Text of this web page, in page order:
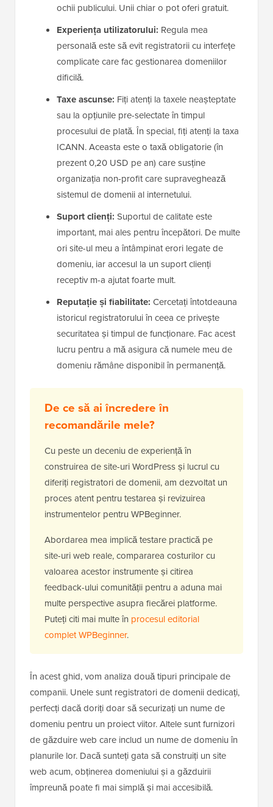
ochii publicului. Unii chiar o pot oferi gratuit.
Experiența utilizatorului: Regula mea
personală este să evit registratorii cu interfețe
complicate care fac gestionarea domeniilor
dificilă.
Taxe ascunse: Fiți atenți la taxele neașteptate
sau la opțiunile pre-selectate în timpul
procesului de plată. În special, fiți atenți la taxa
ICANN. Aceasta este o taxă obligatorie (în
prezent 0,20 USD pe an) care susține
organizația non-profit care supraveghează
sistemul de domenii al internetului.
Suport clienți: Suportul de calitate este
important, mai ales pentru începători. De multe
ori site-ul meu a întâmpinat erori legate de
domeniu, iar accesul la un suport clienți
receptiv m-a ajutat foarte mult.
Reputație și fiabilitate: Cercetați întotdeauna
istoricul registratorului în ceea ce privește
securitatea și timpul de funcționare. Fac acest
lucru pentru a mă asigura că numele meu de
domeniu rămâne disponibil în permanență.
De ce să ai încredere în
recomandările mele?
Cu peste un deceniu de experiență în
construirea de site-uri WordPress și lucrul cu
diferiți registratori de domenii, am dezvoltat un
proces atent pentru testarea și revizuirea
instrumentelor pentru WPBeginner.
Abordarea mea implică testare practică pe
site-uri web reale, compararea costurilor cu
valoarea acestor instrumente și citirea
feedback-ului comunității pentru a aduna mai
multe perspective asupra fiecărei platforme.
Puteți citi mai multe în procesul editorial
complet WPBeginner.
În acest ghid, vom analiza două tipuri principale de
companii. Unele sunt registratori de domenii dedicați,
perfecți dacă doriți doar să securizați un nume de
domeniu pentru un proiect viitor. Altele sunt furnizori
de găzduire web care includ un nume de domeniu în
planurile lor. Dacă sunteți gata să construiți un site
web acum, obținerea domeniului și a găzduirii
împreună poate fi mai simplă și mai accesibilă.